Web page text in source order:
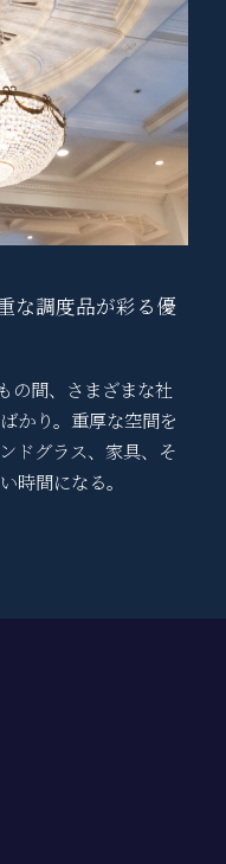
な調度品が彩る優
の間、さまざまな社
かり。重厚な空間を
ドグラス、家具、そ
時間になる。